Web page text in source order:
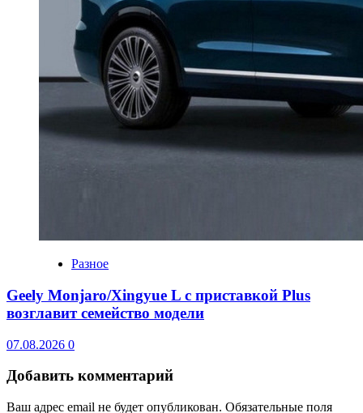
Разное
Geely Monjaro/Xingyue L с приставкой Plus
возглавит семейство модели
07.08.2026 0
Добавить комментарий
Ваш адрес email не будет опубликован. Обязательные поля